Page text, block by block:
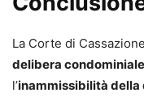
La Corte di
delibera condominiale
l’inammissibilità della